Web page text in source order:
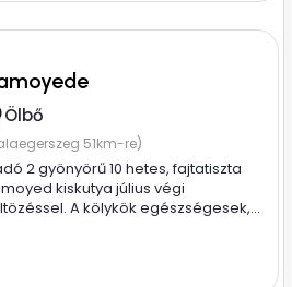
Ölbő
51km-re)
2 gyönyörű 10 hetes, fajtatiszta
kiskutya július végi
A kölykök egészségesek,...